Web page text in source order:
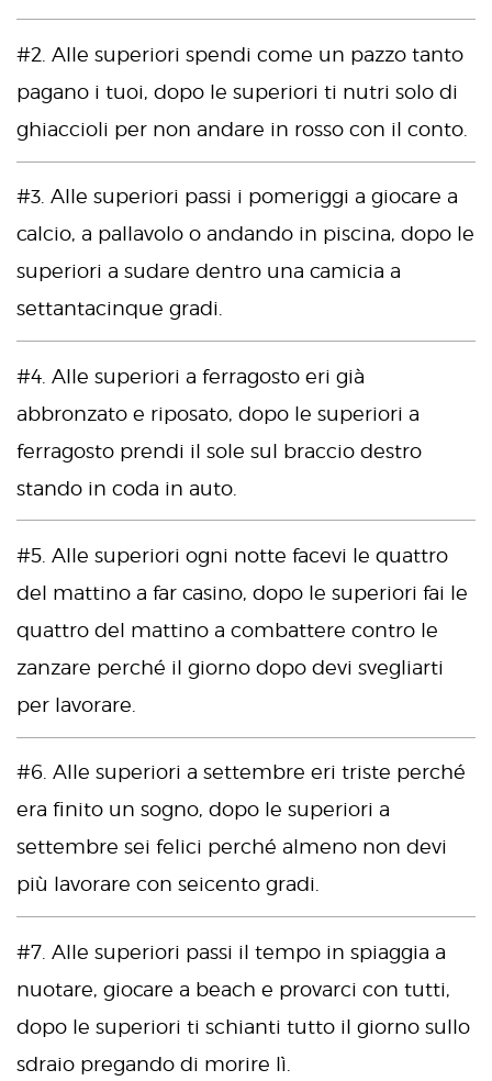
#2. Alle superiori spendi come un pazzo tanto
pagano i tuoi, dopo le superiori ti nutri solo di
ghiaccioli per non andare in rosso con il conto.
#3. Alle superiori passi i pomeriggi a giocare a
calcio, a pallavolo o andando in piscina, dopo le
superiori a sudare dentro una camicia a
settantacinque gradi.
#4. Alle superiori a ferragosto eri già
abbronzato e riposato, dopo le superiori a
ferragosto prendi il sole sul braccio destro
stando in coda in auto.
#5. Alle superiori ogni notte facevi le quattro
del mattino a far casino, dopo le superiori fai le
quattro del mattino a combattere contro le
zanzare perché il giorno dopo devi svegliarti
per lavorare.
#6. Alle superiori a settembre eri triste perché
era finito un sogno, dopo le superiori a
settembre sei felici perché almeno non devi
più lavorare con seicento gradi.
#7. Alle superiori passi il tempo in spiaggia a
nuotare, giocare a beach e provarci con tutti,
dopo le superiori ti schianti tutto il giorno sullo
sdraio pregando di morire lì.